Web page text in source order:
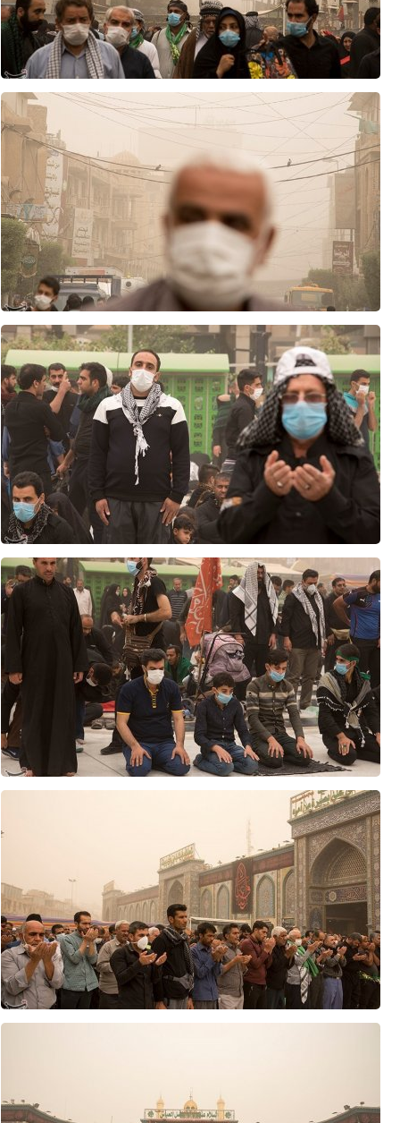
سردرگمی تل‌آویو در برابر توافق و افزایش ترس از امتیازدهی آمریکا! +فیلم